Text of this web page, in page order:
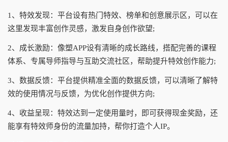
1、特效发现：平台设有热门特效、榜单和创意展示区，可以在
这里发现丰富创作灵感，激发自身创作欲望;
2、成长激励：像塑APP设有清晰的成长路线，搭配完善的课程
体系、专属导师指导与互助交流社区，帮助提升特效创作能力;
3、数据反馈：平台提供精准全面的数据反馈，可以清晰了解特
效的使用情况与反馈，为优化创作提供方向;
4、收益呈现：特效达到一定使用量时，即可获得现金奖励，还
能享有特效师身份的流量加持，帮你打造个人IP。